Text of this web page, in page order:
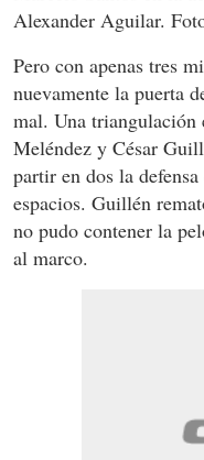
Alexander Aguilar.
Pero con apenas tres
nuevamente la puerta
mal. Una
Meléndez y César
partir en dos la
espacios. Guillén
no pudo contener la
al marco.